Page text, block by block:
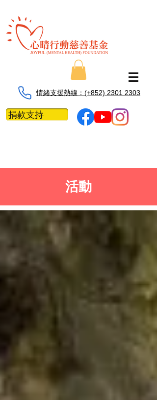
情緒支援熱線：​​(+852) 2301 2303
捐款支持
活動